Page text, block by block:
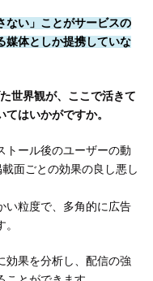
ない」ことがサービスの
媒体としか提携していな
世界観が、ここで活きて
はいかがですか。
トール後のユーザーの動
面ごとの効果の良し悪し
い粒度で、多角的に広告
効果を分析し、配信の強